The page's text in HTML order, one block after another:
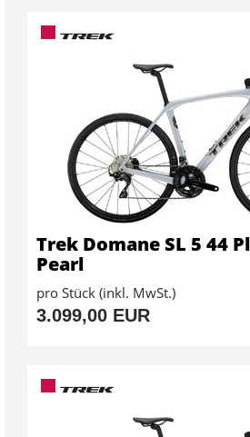
Trek Domane SL 5 44
Pearl
pro Stück (inkl. MwSt.)
3.099,00 EUR